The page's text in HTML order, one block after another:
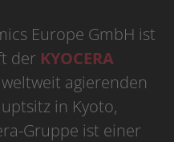
Europe GmbH ist
der KYOCERA
agierenden
in Kyoto,
Gruppe ist einer